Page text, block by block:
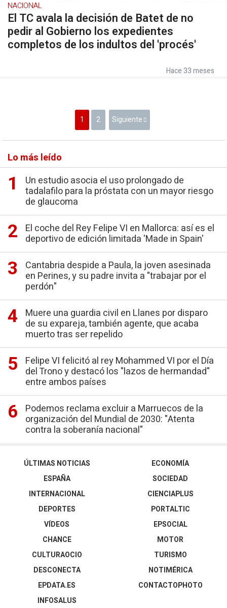
NACIONAL
El TC avala la decisión de Batet de no
pedir al Gobierno los expedientes
completos de los indultos del 'procés'
Hace 33 meses
1 2 Siguiente
Lo más leído
Un estudio asocia el uso prolongado de
tadalafilo para la próstata con un mayor riesgo
de glaucoma
El coche del Rey Felipe VI en Mallorca: así es el
deportivo de edición limitada 'Made in Spain'
Cantabria despide a Paula, la joven asesinada
en Perines, y su padre invita a "trabajar por el
perdón"
Muere una guardia civil en Llanes por disparo
de su expareja, también agente, que acaba
muerto tras ser repelido
Felipe VI felicitó al rey Mohammed VI por el Día
del Trono y destacó los "lazos de hermandad"
entre ambos países
Podemos reclama excluir a Marruecos de la
organización del Mundial de 2030: "Atenta
contra la soberanía nacional"
ÚLTIMAS NOTICIAS
ESPAÑA
INTERNACIONAL
DEPORTES
VÍDEOS
ECONOMÍA
SOCIEDAD
CIENCIAPLUS
PORTALTIC
EPSOCIAL
CHANCE
CULTURAOCIO
DESCONECTA
EPDATA.ES
INFOSALUS
MOTOR
TURISMO
NOTIMÉRICA
CONTACTOPHOTO